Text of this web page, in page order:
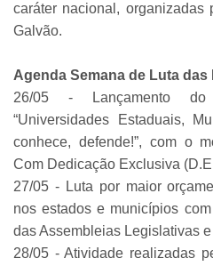
caráter nacional, organizadas
Galvão.
Agenda Semana de Luta das
26/05 - Lançamento
“Universidades Estaduais,
conhece, defende!”, com o
Com Dedicação Exclusiva
27/05 - Luta por maior
nos estados e municípios
das Assembleias Legislativas
28/05 - Atividade realizadas